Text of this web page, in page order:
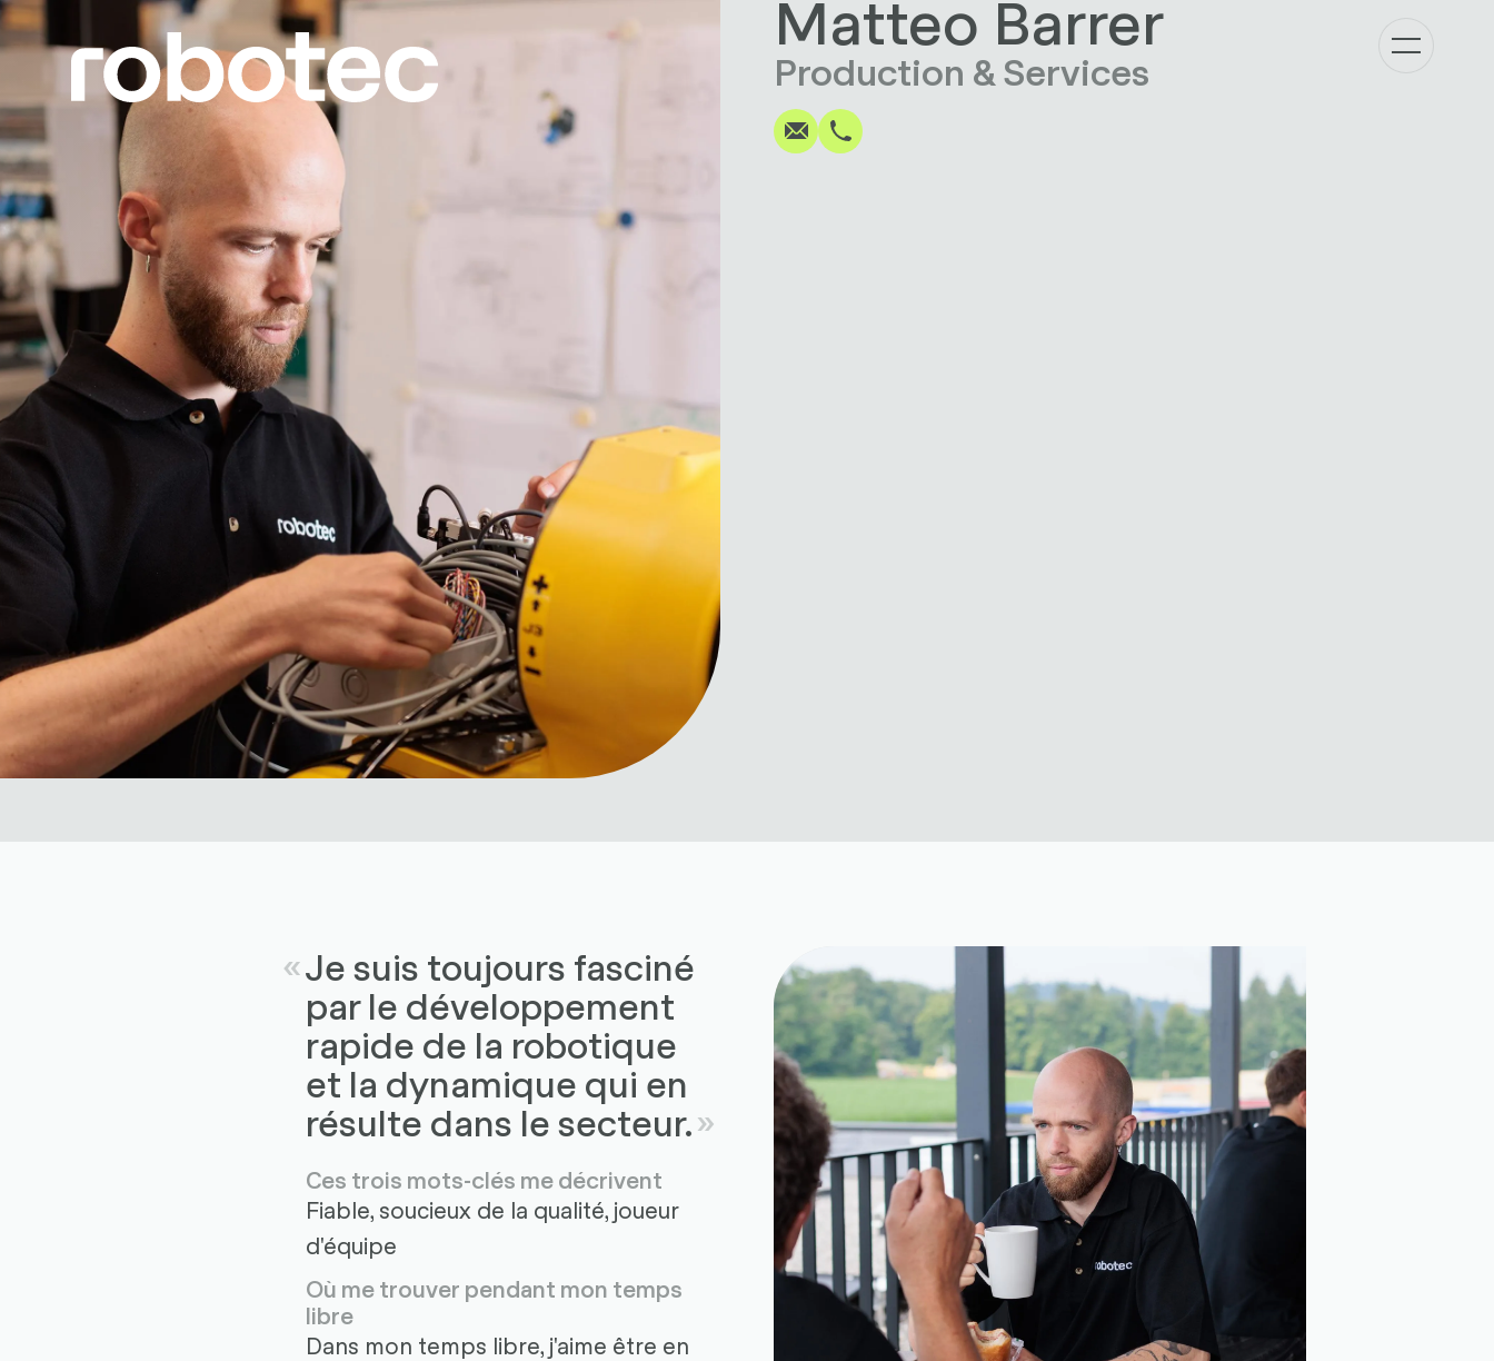
Matteo Barrer
Production & Services
Écrire Copier
Je suis toujours fasciné
par le développement
rapide de la robotique
et la dynamique qui en
résulte dans le secteur.
Ces trois mots-clés me décrivent
Fiable, soucieux de la qualité, joueur
d'équipe
Où me trouver pendant mon temps
libre
Dans mon temps libre, j'aime être en